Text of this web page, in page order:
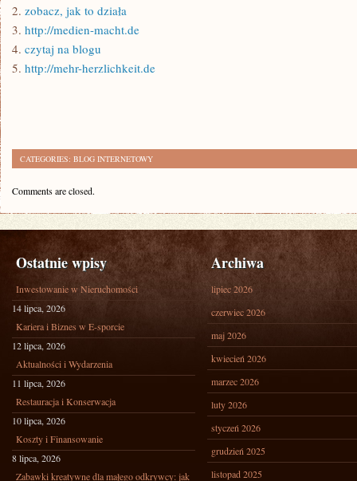
2. zobacz, jak to działa
3. http://medien-macht.de
4. czytaj na blogu
5. http://mehr-herzlichkeit.de
CATEGORIES: BLOG INTERNETOWY
Comments are closed.
Ostatnie wpisy
Inwestowanie w Nieruchomości
14 lipca, 2026
Kariera i Biznes w E-sporcie
12 lipca, 2026
Aktualności i Wydarzenia
11 lipca, 2026
Restauracja i Konserwacja
10 lipca, 2026
Koszty i Finansowanie
8 lipca, 2026
Zabawki kreatywne dla małego odkrywcy: jak
Archiwa
lipiec 2026
czerwiec 2026
maj 2026
kwiecień 2026
marzec 2026
luty 2026
styczeń 2026
grudzień 2025
listopad 2025